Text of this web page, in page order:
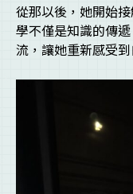
從那以後，她開始
學不僅是知識的傳
流，讓她重新感受